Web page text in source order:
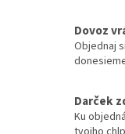
Dovoz
Objednaj
Darček
Ku